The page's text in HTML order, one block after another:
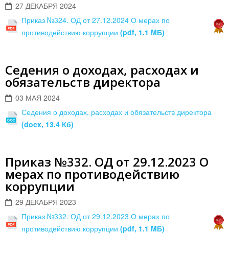
27 ДЕКАБРЯ 2024
Приказ №324. ОД от 27.12.2024 О мерах по
противодействию коррупции (pdf, 1.1 MБ)
Седения о доходах, расходах и
обязательств директора
03 МАЯ 2024
Седения о доходах, расходах и обязательств директора
(docx, 13.4 Кб)
Приказ №332. ОД от 29.12.2023 О
мерах по противодействию
коррупции
29 ДЕКАБРЯ 2023
Приказ №332. ОД от 29.12.2023 О мерах по
противодействию коррупции (pdf, 1.1 MБ)